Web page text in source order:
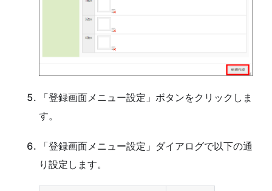
「登録画面メニュー設定」ボタンをクリックしま
す。
「登録画面メニュー設定」ダイアログで以下の通
り設定します。